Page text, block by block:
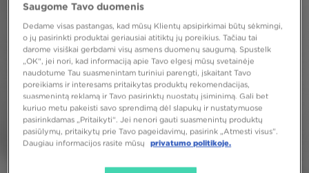
Saugome Tavo duomenis
Dedame visas pastangas, kad mūsų Klientų apsipirkimai būtų sėkmingi,
o jų pasirinkti produktai geriausiai atitiktų jų poreikius. Tačiau tai
darome visiškai gerbdami visų asmens duomenų saugumą. Spustelk
„OK“, jei nori, kad informaciją apie Tavo elgesį mūsų svetainėje
naudotume Tau suasmenintam turiniui parengti, įskaitant Tavo
poreikiams ir interesams pritaikytas produktų rekomendacijas,
suasmenintą reklamą ir Tavo pasirinktų nuostatų įsiminimą. Gali bet
kuriuo metu pakeisti savo sprendimą dėl slapukų ir nustatymuose
pasirinkdamas „Pritaikyti“. Jei nenori gauti suasmenintų produktų
pasiūlymų, pritaikytų prie Tavo pageidavimų, pasirink „Atmesti visus”.
Daugiau informacijos rasite mūsų
privatumo politikoje.